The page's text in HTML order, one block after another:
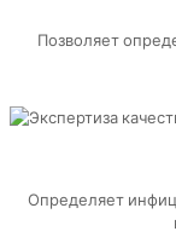
Позволяет
Определяет